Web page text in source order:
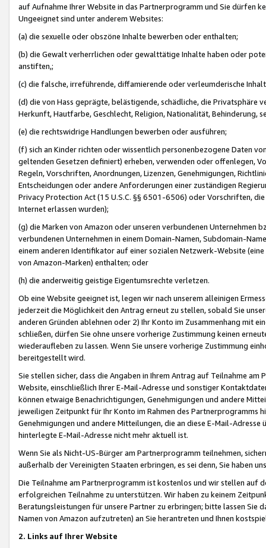
auf Aufnahme Ihrer Website in das Partnerprogramm und Sie dürfen
Ungeeignet sind unter anderem Websites:
(a) die sexuelle oder obszöne Inhalte bewerben oder enthalten;
(b) die Gewalt verherrlichen oder gewalttätige Inhalte haben oder
anstiften,;
(c) die falsche, irreführende, diffamierende oder verleumderische
(d) die von Hass geprägte, belästigende, schädliche, die Privatsphäre
Herkunft, Hautfarbe, Geschlecht, Religion, Nationalität, Behinderung,
(e) die rechtswidrige Handlungen bewerben oder ausführen;
(f) sich an Kinder richten oder wissentlich personenbezogene Daten
geltenden Gesetzen definiert) erheben, verwenden oder offenlegen,
Regeln, Vorschriften, Anordnungen, Lizenzen, Genehmigungen,
Entscheidungen oder andere Anforderungen einer zuständigen
Privacy Protection Act (15 U.S.C. §§ 6501-6506) oder Vorschriften,
Internet erlassen wurden);
(g) die Marken von Amazon oder unseren verbundenen Unternehmen
verbundenen Unternehmen in einem Domain-Namen, Subdomain-
einem anderen Identifikator auf einer sozialen Netzwerk-Website
von Amazon-Marken) enthalten; oder
(h) die anderweitig geistige Eigentumsrechte verletzen.
Ob eine Website geeignet ist, legen wir nach unserem alleinigen
jederzeit die Möglichkeit den Antrag erneut zu stellen, sobald Sie
anderen Gründen ablehnen oder 2) Ihr Konto im Zusammenhang mit
schließen, dürfen Sie ohne unsere vorherige Zustimmung keinen
wiederaufleben zu lassen. Wenn Sie unsere vorherige Zustimmung
bereitgestellt wird.
Sie stellen sicher, dass die Angaben in Ihrem Antrag auf Teilnahme
Website, einschließlich Ihrer E-Mail-Adresse und sonstiger
können etwaige Benachrichtigungen, Genehmigungen und andere
jeweiligen Zeitpunkt für Ihr Konto im Rahmen des Partnerprogramms
Genehmigungen und andere Mitteilungen, die an diese E-Mail-
hinterlegte E-Mail-Adresse nicht mehr aktuell ist.
Wenn Sie als Nicht-US-Bürger am Partnerprogramm teilnehmen,
außerhalb der Vereinigten Staaten erbringen, es sei denn, Sie haben
Die Teilnahme am Partnerprogramm ist kostenlos und wir stellen auf
erfolgreichen Teilnahme zu unterstützen. Wir haben zu keinem
Beratungsleistungen für unsere Partner zu erbringen; bitte lassen Sie
Namen von Amazon aufzutreten) an Sie herantreten und Ihnen
2. Links auf Ihrer Website